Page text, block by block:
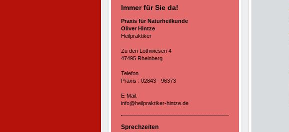
Immer für Sie da!
Praxis für Naturheilkunde
Oliver Hintze
Heilpraktiker
Zu den Löthwiesen 4
47495 Rheinberg
Telefon
Praxis : 02843 - 96373
E-Mail:
info@heilpraktiker-hintze.de
Sprechzeiten